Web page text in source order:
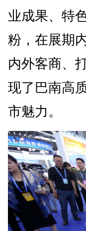
业成果、特
粉，在展期
内外客商、
现了巴南高
市魅力。